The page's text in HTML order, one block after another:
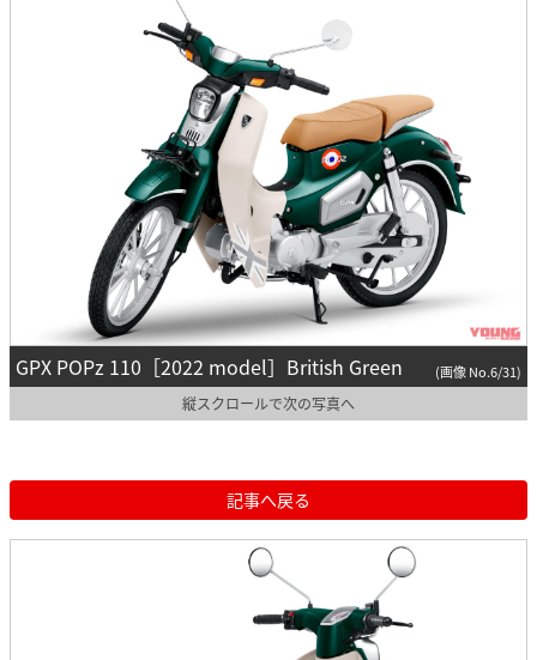
GPX POPz 110［2022 model］British Green (画像 No.6/31)
縦スクロールで次の写真へ
記事へ戻る